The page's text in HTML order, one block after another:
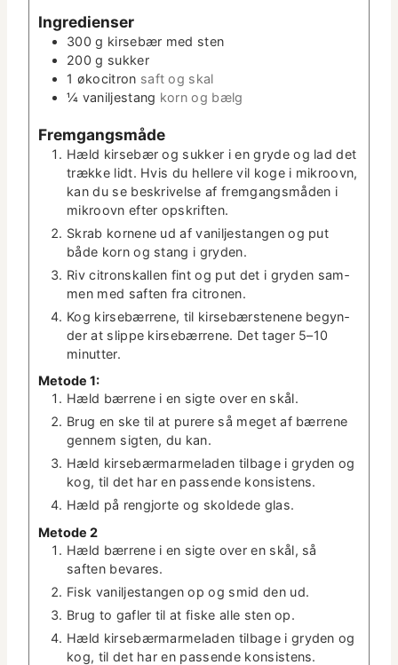
e
r
Ingre­di­enser
300 g kirse­bær med sten
200 g sukker
1 økoc­itron saft og skal
¼ vanil­jes­tang korn og bælg
Frem­gangsmåde
Hæld kirse­bær og sukker i en gryde og lad det
trække lidt. Hvis du hellere vil koge i mikroovn,
kan du se beskriv­else af frem­gangsmå­den i
mikroovn efter opskriften.
Skrab kornene ud af vanil­jes­tangen og put
både korn og stang i gryden.
Riv cit­ron­skallen fint og put det i gry­den sam­
men med saften fra citronen.
Kog kirse­bær­rene, til kirse­bærstenene beg­y­n­
der at slippe kirse­bær­rene. Det tager 5–10
minutter.
Metode 1:
Hæld bær­rene i en sigte over en skål.
Brug en ske til at purere så meget af bær­rene
gen­nem sigten, du kan.
Hæld kirse­bær­marme­laden tilbage i gry­den og
kog, til det har en passende konsistens.
Hæld på rengjorte og skold­ede glas.
Metode 2
Hæld bær­rene i en sigte over en skål, så
saften bevares.
Fisk vanil­jes­tangen op og smid den ud.
Brug to gafler til at fiske alle sten op.
Hæld kirse­bær­marme­laden tilbage i gry­den og
kog, til det har en passende konsistens.